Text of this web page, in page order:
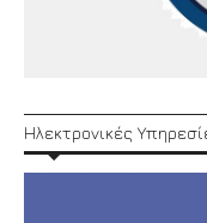
Ηλεκτρονικές